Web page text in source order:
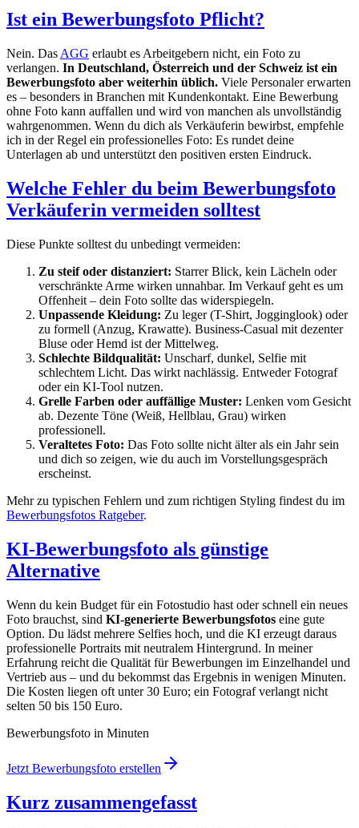
Ist ein Bewerbungsfoto Pflicht?
Nein. Das AGG erlaubt es Arbeitgebern nicht, ein Foto zu
verlangen. In Deutschland, Österreich und der Schweiz ist ein
Bewerbungsfoto aber weiterhin üblich. Viele Personaler erwarten
es – besonders in Branchen mit Kundenkontakt. Eine Bewerbung
ohne Foto kann auffallen und wird von manchen als unvollständig
wahrgenommen. Wenn du dich als Verkäuferin bewirbst, empfehle
ich in der Regel ein professionelles Foto: Es rundet deine
Unterlagen ab und unterstützt den positiven ersten Eindruck.
Welche Fehler du beim Bewerbungsfoto
Verkäuferin vermeiden solltest
Diese Punkte solltest du unbedingt vermeiden:
Zu steif oder distanziert: Starrer Blick, kein Lächeln oder
verschränkte Arme wirken unnahbar. Im Verkauf geht es um
Offenheit – dein Foto sollte das widerspiegeln.
Unpassende Kleidung: Zu leger (T-Shirt, Jogginglook) oder
zu formell (Anzug, Krawatte). Business-Casual mit dezenter
Bluse oder Hemd ist der Mittelweg.
Schlechte Bildqualität: Unscharf, dunkel, Selfie mit
schlechtem Licht. Das wirkt nachlässig. Entweder Fotograf
oder ein KI-Tool nutzen.
Grelle Farben oder auffällige Muster: Lenken vom Gesicht
ab. Dezente Töne (Weiß, Hellblau, Grau) wirken
professionell.
Veraltetes Foto: Das Foto sollte nicht älter als ein Jahr sein
und dich so zeigen, wie du auch im Vorstellungsgespräch
erscheinst.
Mehr zu typischen Fehlern und zum richtigen Styling findest du im
Bewerbungsfotos Ratgeber.
KI-Bewerbungsfoto als günstige
Alternative
Wenn du kein Budget für ein Fotostudio hast oder schnell ein neues
Foto brauchst, sind KI-generierte Bewerbungsfotos eine gute
Option. Du lädst mehrere Selfies hoch, und die KI erzeugt daraus
professionelle Portraits mit neutralem Hintergrund. In meiner
Erfahrung reicht die Qualität für Bewerbungen im Einzelhandel und
Vertrieb aus – und du bekommst das Ergebnis in wenigen Minuten.
Die Kosten liegen oft unter 30 Euro; ein Fotograf verlangt nicht
selten 50 bis 150 Euro.
Bewerbungsfoto in Minuten
Jetzt Bewerbungsfoto erstellen
Kurz zusammengefasst